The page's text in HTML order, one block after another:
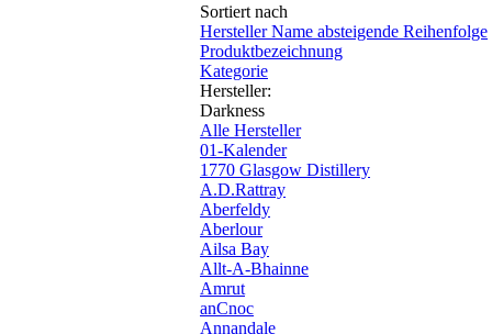
Sortiert nach
Hersteller Name absteigende Reihenfolge
Produktbezeichnung
Kategorie
Hersteller:
Darkness
Alle Hersteller
01-Kalender
1770 Glasgow Distillery
A.D.Rattray
Aberfeldy
Aberlour
Ailsa Bay
Allt-A-Bhainne
Amrut
anCnoc
Annandale